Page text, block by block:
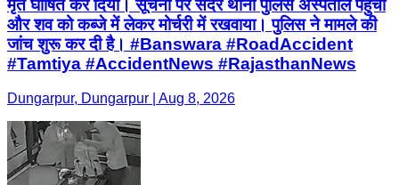
मृत घोषित कर दिया। सूचना पर सदर थाना पुलिस अस्पताल पहुंची
और शव को कब्जे में लेकर मोर्चरी में रखवाया। पुलिस ने मामले की
जांच शुरू कर दी है। #Banswara #RoadAccident
#Tamtiya #AccidentNews #RajasthanNews
Dungarpur, Dungarpur | Aug 8, 2026